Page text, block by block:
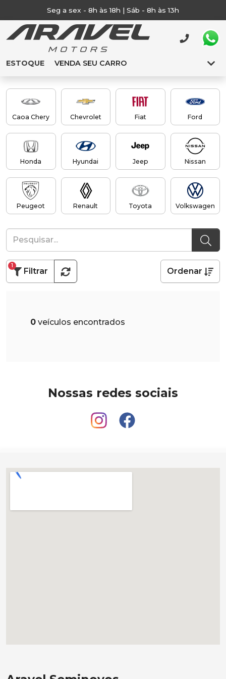
Seg a sex - 8h às 18h | Sáb - 8h às 13h
ESTOQUE VENDA SEU CARRO
Caoa Chery Chevrolet Fiat Ford
Honda Hyundai Jeep Nissan
Peugeot Renault Toyota Volkswagen
Filtrar
1
Ordenar
0 veículos encontrados
Nossas redes sociais